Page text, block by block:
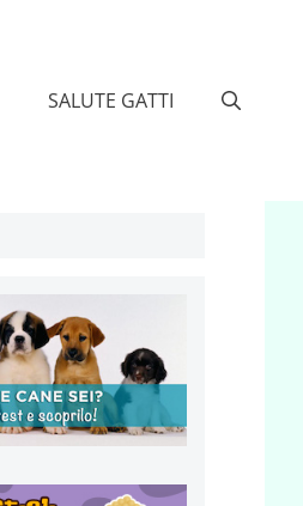
SALUTE GATTI